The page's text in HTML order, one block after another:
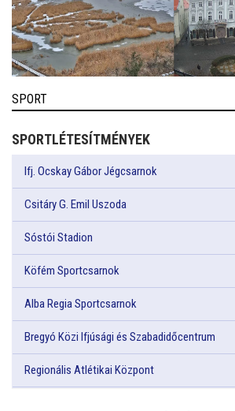
SPORT
SPORTLÉTESÍTMÉNYEK
Ifj. Ocskay Gábor Jégcsarnok
Csitáry G. Emil Uszoda
Sóstói Stadion
Köfém Sportcsarnok
Alba Regia Sportcsarnok
Bregyó Közi Ifjúsági és Szabadidőcentrum
Regionális Atlétikai Központ